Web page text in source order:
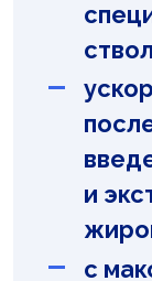
и
с